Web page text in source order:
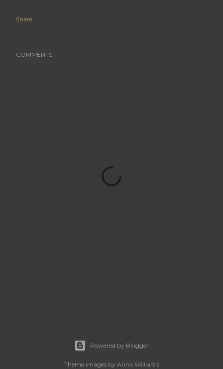
Share
COMMENTS
Powered by Blogger
Theme images by Anna Williams